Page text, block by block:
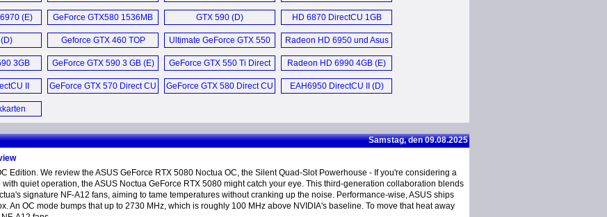
(E)
1.5GB (E)
Tweak (E)
TOP (E)
(E)
GeForce GTX580 1536MB
DirectCU II (E)
GTX 590 (D)
HD 6870 DirectCU 1GB
Video Card (E)
Geforce GTX 460 TOP
DirectCU (D)
Ultimate GeForce GTX 550
Ti Video Card (E)
Radeon HD 6950 und Asus
Radeon HD 6970
Grafikkarte (D)
3GB
(E)
GeForce GTX 590 3 GB (E)
GeForce GTX 550 Ti Direct
CU 1GB (E)
Radeon HD 6990 4GB (E)
II
GeForce GTX 570 Direct CU
GeForce GTX 580 Direct CU
EAH6950 DirectCU II (D)
Samstag, den 09.08.2025
Edition. We review the ASUS GeForce RTX 5080 Noctua OC, the Silent Quad-Slot Powerhouse - If you're considering a
quiet operation, the ASUS Noctua GeForce RTX 5080 might catch your eye. This third-generation collaboration blends
signature NF-A12 fans, aiming to tame temperatures without cranking up the noise. Performance-wise, ASUS ships
An OC mode bumps that up to 2730 MHz, which is roughly 100 MHz above NVIDIA's baseline. To move that heat away